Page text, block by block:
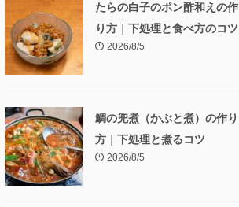
たらの白子のポン酢和えの作
り方｜下処理と食べ方のコツ
2026/8/5
鯛の兜煮（かぶと煮）の作り
方｜下処理と煮るコツ
2026/8/5